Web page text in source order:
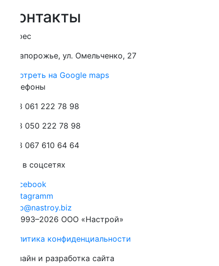
ул. Омельченко, 27
на Google maps
061 222 78 98
050 222 78 98
067 610 64 64
соцсетях
ООО «Настрой»
конфиденциальности
и разработка сайта